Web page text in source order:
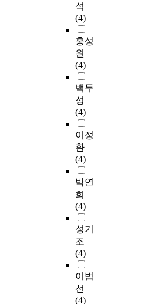
석
(4)
홍성
원
(4)
백두
성
(4)
이정
환
(4)
박연
희
(4)
성기
조
(4)
이범
선
(4)